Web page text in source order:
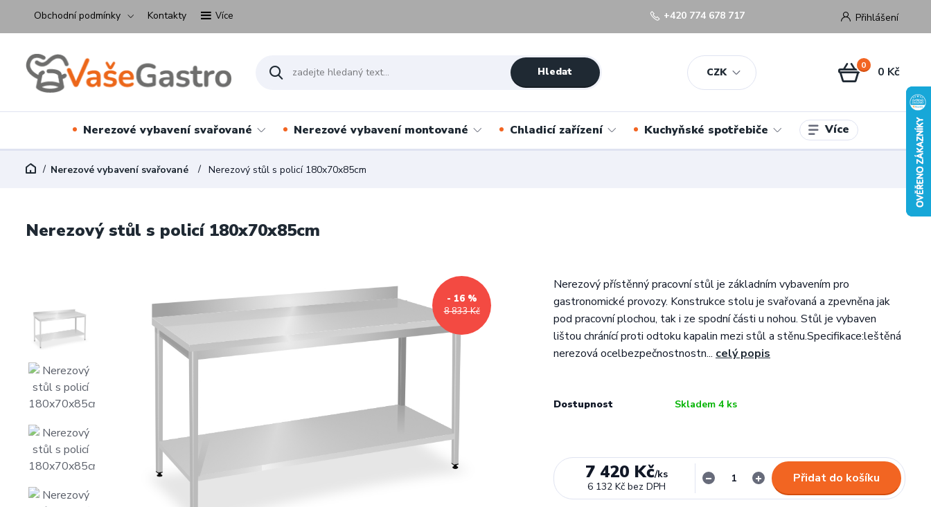
Obchodní podmínky Kontakty Více
CZK
Přihlášení
Hledat
+420 774 678 717
0 0 Kč
Nerezové vybavení svařované Nerezové vybavení montované Chladicí zařízení Kuchyňské spotřebiče Více
Nerezové vybavení svařované Nerezový stůl s policí 180x70x85cm
Nerezový stůl s policí 180x70x85cm
8 833 Kč
- 16 %
Nerezový přístěnný pracovní stůl je základním vybavením pro
gastronomické provozy. Konstrukce stolu je svařovaná a zpevněna jak
pod pracovní plochou, tak i ze spodní části u nohou. Stůl je vybaven
lištou chránící proti odtoku kapalin mezi stůl a stěnu.Specifikace:leštěná
nerezová ocelbezpečnostnostn... celý popis
Dostupnost Skladem 4 ks
7 420 Kč/ks
6 132 Kč bez DPH
Přidat do košíku